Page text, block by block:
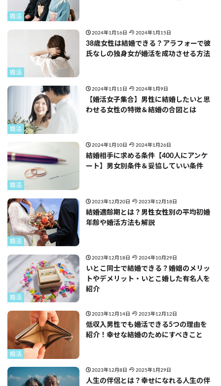
婚活
婚活
2024年1月16日 2024年1月15日
38歳女性は結婚できる？アラフォーで彼
氏なしの独身女が婚活を成功させる方法
婚活
2024年1月11日 2024年1月9日
【婚活女子集合】男性に結婚したいと思
わせる女性の特徴＆結婚の合図とは
婚活
2024年1月10日 2024年1月26日
結婚相手に求める条件【400人にアンケ
ート】男女別条件＆妥協していい条件
婚活
2023年12月20日 2023年12月18日
結婚適齢期とは？男性女性別の平均初婚
年齢や婚活方法も解説
婚活
2023年12月18日 2024年10月29日
いとこ同士で結婚できる？婚姻のメリッ
トやデメリット・いとこ婚した有名人を
紹介
婚活
2023年12月14日 2023年12月12日
低収入男性でも婚活できる5つの理由を
紹介！幸せな結婚のためにすべきこと
2023年12月8日 2025年1月29日
人生の伴侶とは？幸せになれる人生の伴